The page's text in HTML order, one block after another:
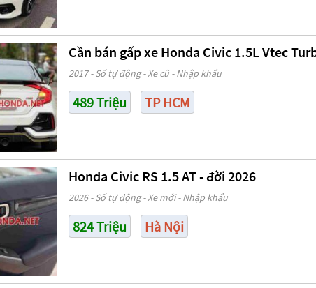
Cần bán gấp xe Honda Civic 1.5L Vtec
2017 - Số tự động - Xe cũ - Nhập khẩu
489 Triệu TP HCM
Honda Civic RS 1.5 AT - đời 2026
2026 - Số tự động - Xe mới - Nhập khẩu
824 Triệu Hà Nội